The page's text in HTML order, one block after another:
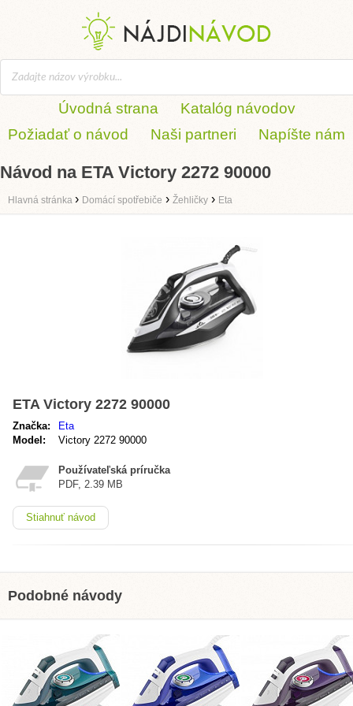
Úvodná strana
Katalóg návodov
Požiadať o návod
Naši partneri Napíšte nám
Návod na ETA Victory 2272 90000
Hlavná stránka › Domácí spotřebiče › Žehličky › Eta
ETA Victory 2272 90000
Značka:
Eta
Model:
Victory 2272 90000
Používateľská príručka
PDF, 2.39 MB
Stiahnuť návod
Podobné návody